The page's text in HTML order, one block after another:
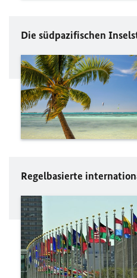
Die südpazifischen
Regelbasierte